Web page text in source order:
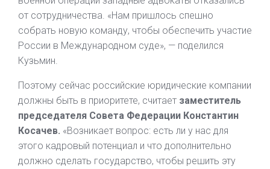
от сотрудничества. «Нам пришлось спешно
собрать новую команду, чтобы обеспечить участие
России в Международном суде», — поделился
Кузьмин.
Поэтому сейчас российские юридические компании
должны быть в приоритете, считает заместитель
председателя Совета Федерации Константин
Косачев. «Возникает вопрос: есть ли у нас для
этого кадровый потенциал и что дополнительно
должно сделать государство, чтобы решить эту